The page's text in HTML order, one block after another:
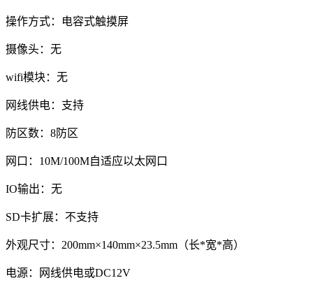
操作方式：电容式触摸屏
摄像头：无
wifi模块：无
网线供电：支持
防区数：8防区
网口：10M/100M自适应以太网口
IO输出：无
SD卡扩展：不支持
外观尺寸：200mm×140mm×23.5mm（长*宽*高）
电源：网线供电或DC12V